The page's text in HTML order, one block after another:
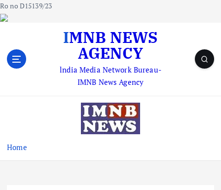
Ro no D15139/23
IMNB NEWS
AGENCY
lndia Media Network Bureau-
IMNB News Agency
Home